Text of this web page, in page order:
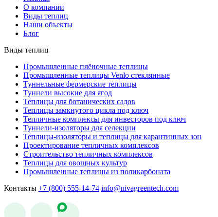
О компании
Виды теплиц
Наши объекты
Блог
Виды теплиц
Промышленные плёночные теплицы
Промышленные теплицы Venlo стеклянные
Туннельные фермерские теплицы
Туннели высокие для ягод
Теплицы для ботанических садов
Теплицы замкнутого цикла под ключ
Тепличные комплексы для инвесторов под ключ
Туннели-изоляторы для селекции
Теплицы-изоляторы и теплицы для карантинных зон
Проектирование тепличных комплексов
Строительство тепличных комплексов
Теплицы для овощных культур
Промышленные теплицы из поликарбоната
Контакты +7 (800) 555-14-74 info@nivagreentech.com